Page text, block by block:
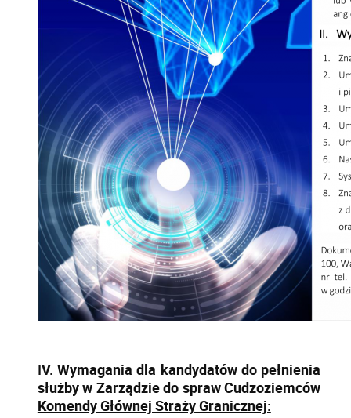
IV. Wymagania dla kandydatów do pełnienia
służby w Zarządzie do spraw Cudzoziemców
Komendy Głównej Straży Granicznej: